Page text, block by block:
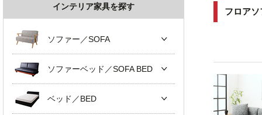
フロアソ
インテリア家具を探す
ソファー／SOFA
ソファーベッド／SOFA BED
ベッド／BED